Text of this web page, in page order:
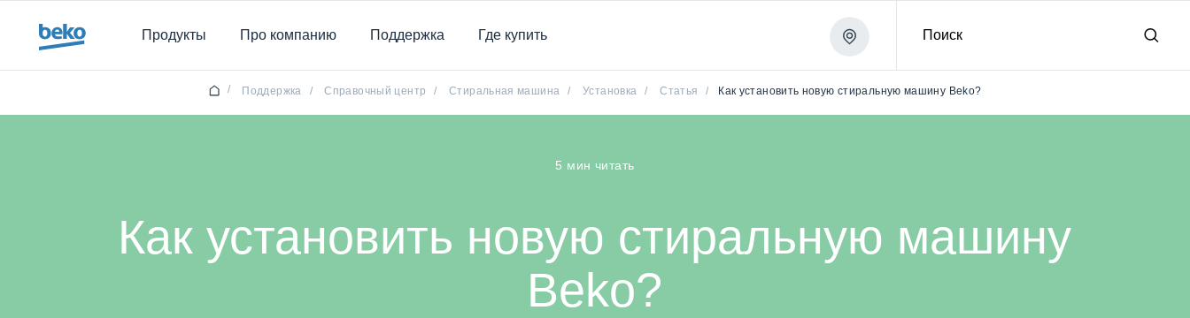
Продукты
Про компанию Поддержка Где купить Поиск
/ Поддержка / Справочный центр / Стиральная машина / Установка / Статья / Как установить новую стиральную машину Beko?
5 мин читать
Как установить новую стиральную машину
Beko?